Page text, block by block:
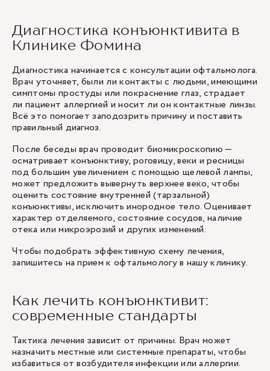
Диагностика конъюнктивита в
Клинике Фомина
Диагностика начинается с консультации офтальмолога.
Врач уточняет, были ли контакты с людьми, имеющими
симптомы простуды или покраснение глаз, страдает
ли пациент аллергией и носит ли он контактные линзы.
Всё это помогает заподозрить причину и поставить
правильный диагноз.
После беседы врач проводит биомикроскопию —
осматривает конъюнктиву, роговицу, веки и ресницы
под большим увеличением с помощью щелевой лампы,
может предложить вывернуть верхнее веко, чтобы
оценить состояние внутренней (тарзальной)
конъюнктивы, исключить инородное тело. Оценивает
характер отделяемого, состояние сосудов, наличие
отека или микроэрозий и других изменений.
Чтобы подобрать эффективную схему лечения,
запишитесь на прием к офтальмологу в нашу клинику.
Как лечить конъюнктивит:
современные стандарты
Тактика лечения зависит от причины. Врач может
назначить местные или системные препараты, чтобы
избавиться от возбудителя инфекции или аллергии.